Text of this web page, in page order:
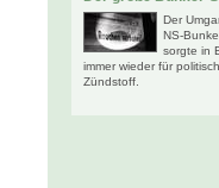
Der
NS-
sorgte in
immer wieder für
Zündstoff.